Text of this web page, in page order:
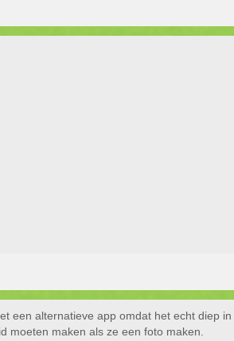
een alternatieve app omdat het echt diep in
moeten maken als ze een foto maken.